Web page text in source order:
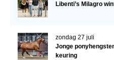
Libenti’s Milagro
zondag 27 juli
Jonge
keuring